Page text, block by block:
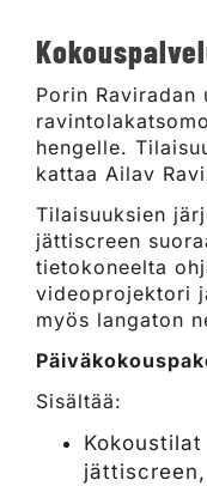
Porin Raviradan
hengelle.
kattaa Ailav
Tilaisuuksien
jättiscreen
tietokoneelta
videoprojektori
myös langaton
Sisältää: